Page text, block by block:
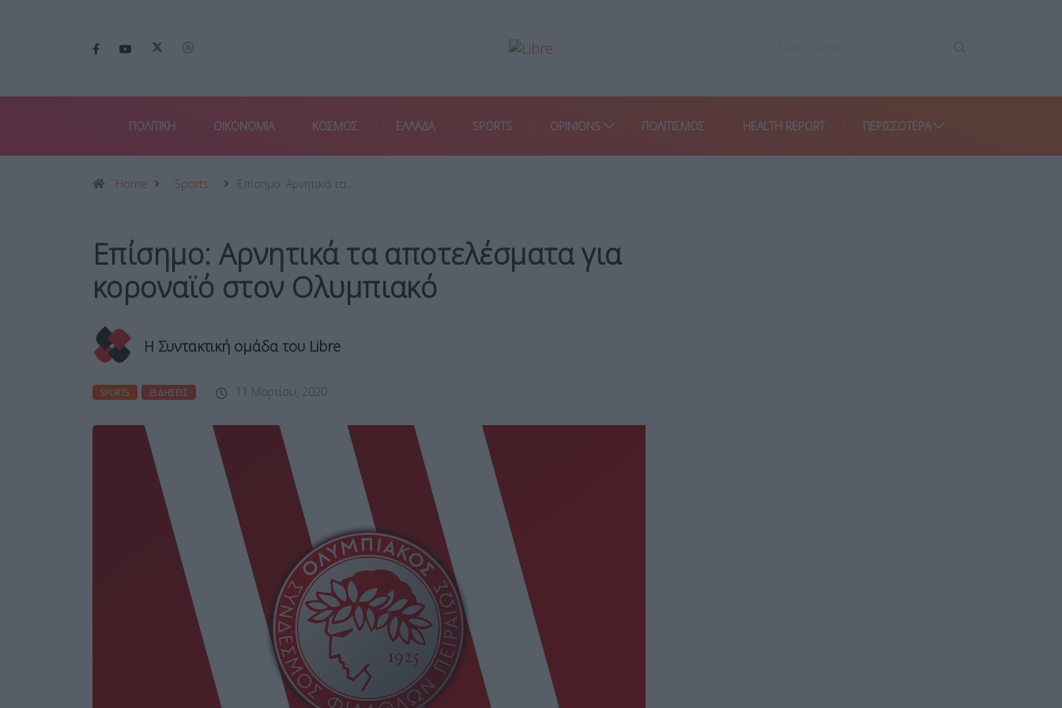
ΠΟΛΙΤΙΚΗ ΟΙΚΟΝΟΜΙΑ ΚΟΣΜΟΣ ΕΛΛΑΔΑ SPORTS OPINIONS ΠΟΛΙΤΙΣΜΟΣ HEALTH REPORT ΠΕΡΙΣΣΌΤΕΡΑ
Home Sports Επίσημο: Αρνητικά τα…
Επίσημο: Αρνητικά τα αποτελέσματα για
κοροναϊό στον Ολυμπιακό
Η Συντακτική ομάδα του Libre
SPORTS ΕΙΔΉΣΕΙΣ 11 Μαρτίου, 2020